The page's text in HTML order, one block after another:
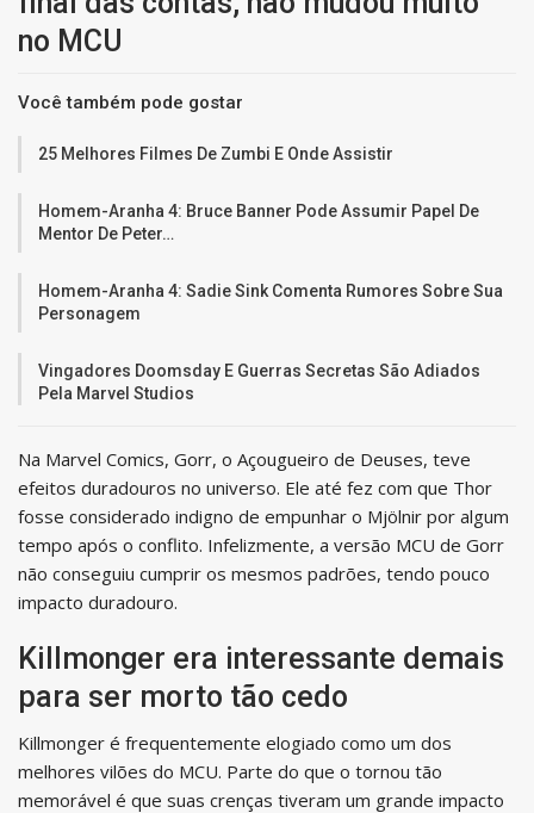
no MCU
Você também pode gostar
25 Melhores Filmes De Zumbi E Onde Assistir
Homem-Aranha 4: Bruce Banner Pode Assumir Papel De
Mentor De Peter…
Homem-Aranha 4: Sadie Sink Comenta Rumores Sobre Sua
Personagem
Vingadores Doomsday E Guerras Secretas São Adiados
Pela Marvel Studios
Na Marvel Comics, Gorr, o Açougueiro de Deuses, teve
efeitos duradouros no universo. Ele até fez com que Thor
fosse considerado indigno de empunhar o Mjölnir por algum
tempo após o conflito. Infelizmente, a versão MCU de Gorr
não conseguiu cumprir os mesmos padrões, tendo pouco
impacto duradouro.
Killmonger era interessante demais
para ser morto tão cedo
Killmonger é frequentemente elogiado como um dos
melhores vilões do MCU. Parte do que o tornou tão
memorável é que suas crenças tiveram um grande impacto